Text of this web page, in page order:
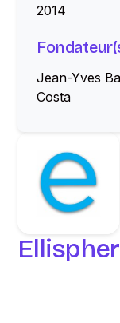
2014
Jean-Yves
Costa